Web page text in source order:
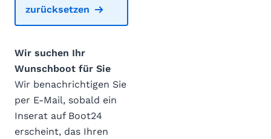
zurücksetzen
Wir suchen Ihr
Wunschboot für Sie
Wir benachrichtigen Sie
per E-Mail, sobald ein
Inserat auf Boot24
erscheint, das Ihren